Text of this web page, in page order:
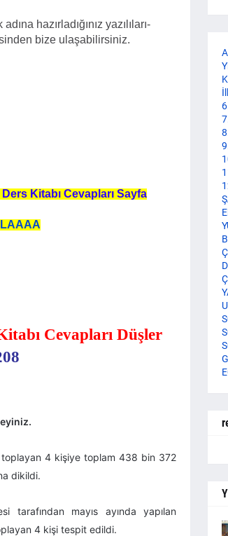
hazırladığınız yazılıları-
bize ulaşabilirsiniz.
Ders Kitabı Cevapları Sayfa
Cevapları Düşler
toplayan 4 kişiye toplam 438 bin 372
dikildi.
tarafından mayıs ayında yapılan
4 kişi tespit edildi.